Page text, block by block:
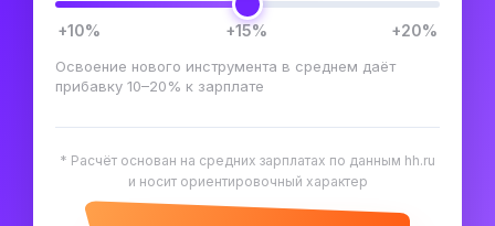
+10% +15% +20%
Освоение нового инструмента в среднем даёт
прибавку 10–20% к зарплате
* Расчёт основан на средних зарплатах по данным hh.ru
и носит ориентировочный характер